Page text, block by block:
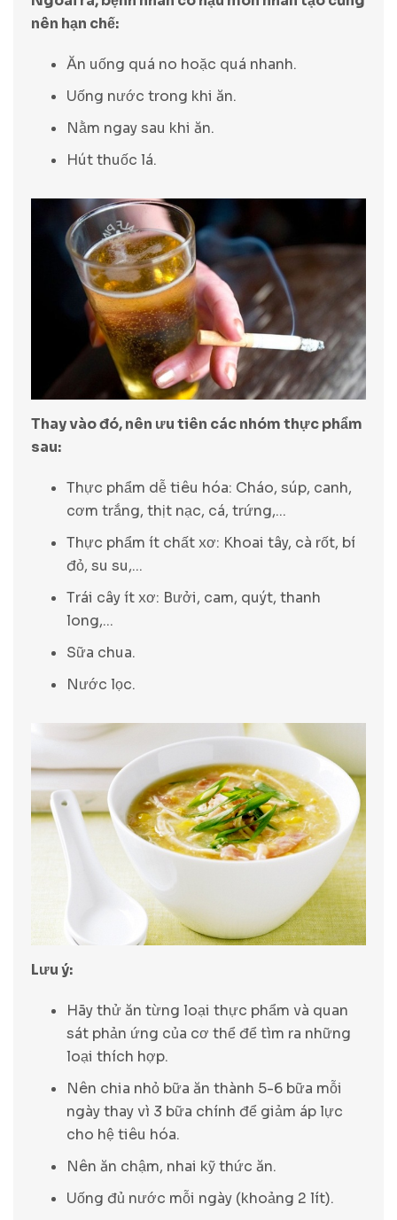
nên hạn chế:
Ăn uống quá no hoặc quá nhanh.
Uống nước trong khi ăn.
Nằm ngay sau khi ăn.
Hút thuốc lá.
Thay vào đó, nên ưu tiên các nhóm thực phẩm
sau:
Thực phẩm dễ tiêu hóa: Cháo, súp, canh,
cơm trắng, thịt nạc, cá, trứng,...
Thực phẩm ít chất xơ: Khoai tây, cà rốt, bí
đỏ, su su,...
Trái cây ít xơ: Bưởi, cam, quýt, thanh
long,...
Sữa chua.
Nước lọc.
Lưu ý:
Hãy thử ăn từng loại thực phẩm và quan
sát phản ứng của cơ thể để tìm ra những
loại thích hợp.
Nên chia nhỏ bữa ăn thành 5-6 bữa mỗi
ngày thay vì 3 bữa chính để giảm áp lực
cho hệ tiêu hóa.
Nên ăn chậm, nhai kỹ thức ăn.
Uống đủ nước mỗi ngày (khoảng 2 lít).